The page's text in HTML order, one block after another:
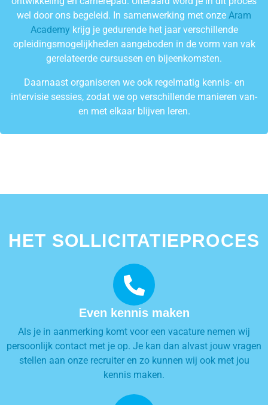
wel door ons begeleid. In samenwerking met onze Aram
Academy krijg je gedurende het jaar verschillende
opleidingsmogelijkheden aangeboden in de vorm van vak
gerelateerde cursussen en bijeenkomsten.
Daarnaast organiseren we ook regelmatig kennis- en
intervisie sessies, zodat we op verschillende manieren van-
en met elkaar blijven leren.
HET SOLLICITATIEPROCES
Even kennis maken
Als je in aanmerking komt voor een vacature nemen wij
persoonlijk contact met je op. Je kan dan alvast jouw vragen
stellen aan onze recruiter en zo kunnen wij ook met jou
kennis maken.